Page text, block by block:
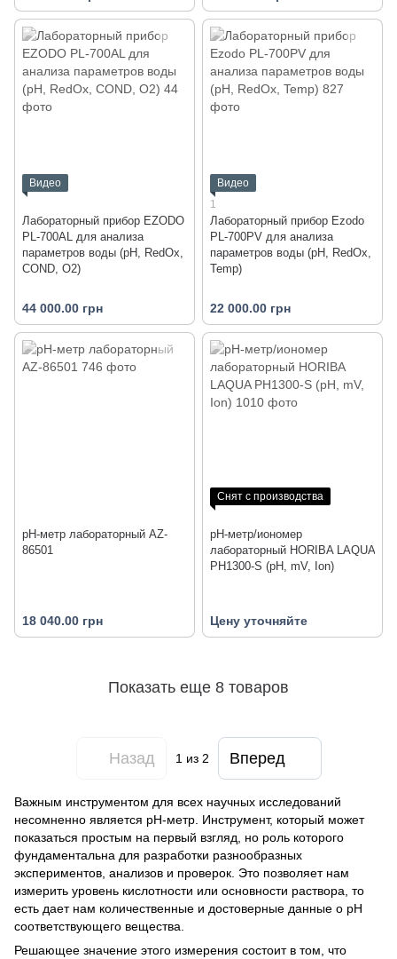
Видео
Лабораторный прибор EZODO
PL-700AL для анализа
параметров воды (рН, RedOx,
COND, O2)
44 000.00 грн
Видео
1
Лабораторный прибор Ezodo
PL-700PV для анализа
параметров воды (рН, RedOx,
Temp)
22 000.00 грн
pH-метр лабораторный AZ-
86501
18 040.00 грн
Снят с производства
pH-метр/иономер
лабораторный HORIBA LAQUA
PH1300-S (pH, mV, Ion)
Цену уточняйте
Показать еще 8 товаров
Назад 1из 2 Вперед
Важным инструментом для всех научных исследований
несомненно является pH-метр. Инструмент, который может
показаться простым на первый взгляд, но роль которого
фундаментальна для разработки разнообразных
экспериментов, анализов и проверок. Это позволяет нам
измерить уровень кислотности или основности раствора, то
есть дает нам количественные и достоверные данные о рН
соответствующего вещества.
Решающее значение этого измерения состоит в том, что